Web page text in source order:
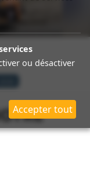
ou désactiver
Accepter tout